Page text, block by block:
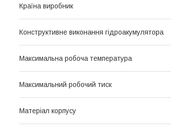
Країна виробник
Конструктивне виконання гідроакумулятора
Максимальна робоча температура
Максимальний робочий тиск
Матеріал корпусу